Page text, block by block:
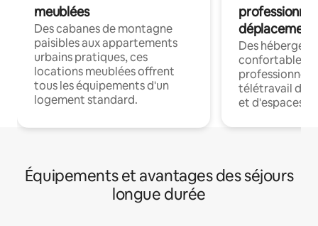
meublées
Des cabanes de montagne
paisibles aux appartements
urbains pratiques, ces
locations meublées offrent
tous les équipements d'un
logement standard.
déplacement
Des
confortables
professionnels
télétravail
et d'espaces
Équipements et avantages des séjours
longue durée